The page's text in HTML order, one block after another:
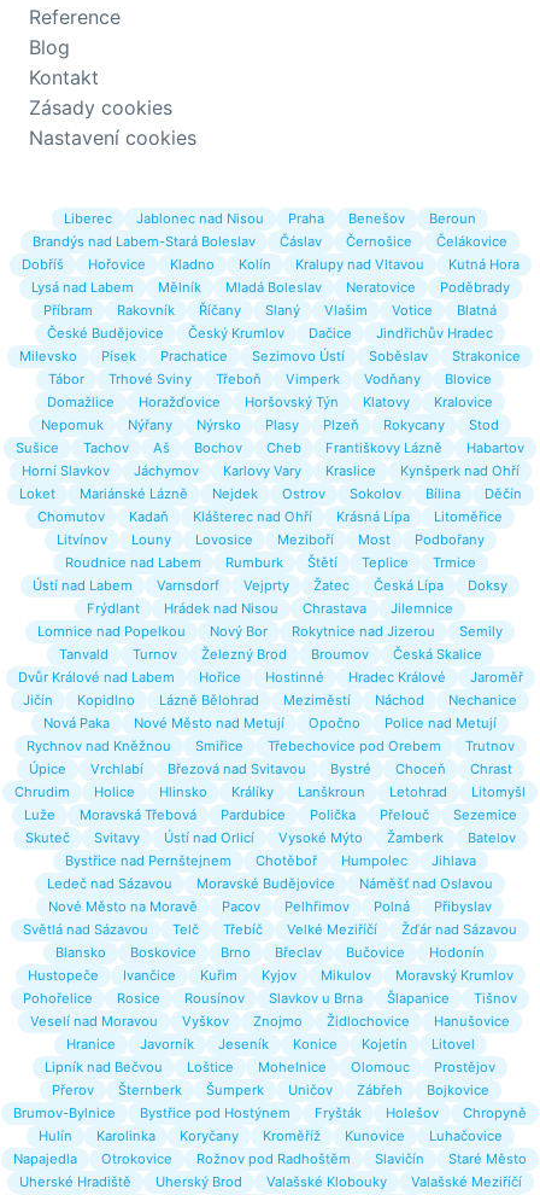
Reference
Blog
Kontakt
Zásady cookies
Nastavení cookies
Liberec Jablonec nad Nisou Praha Benešov
Beroun
Brandýs nad Labem-Stará Boleslav
Čáslav Černošice
Čelákovice
Dobříš
Hořovice Kladno Kolín Kralupy nad Vltavou
Kutná Hora
Lysá nad Labem
Mělník Mladá Boleslav Neratovice
Poděbrady
Příbram
Rakovník Říčany Slaný Vlašim Votice
Blatná
České Budějovice
Český Krumlov Dačice
Jindřichův Hradec
Milevsko
Písek Prachatice Sezimovo Ústí Soběslav
Strakonice
Tábor
Trhové Sviny Třeboň Vimperk Vodňany
Blovice
Domažlice
Horažďovice Horšovský Týn Klatovy
Kralovice
Nepomuk
Nýřany Nýrsko Plasy Plzeň Rokycany
Stod
Sušice
Tachov Aš Bochov Cheb Františkovy Lázně
Habartov
Horní Slavkov
Jáchymov Karlovy Vary Kraslice
Kynšperk nad Ohří
Loket
Mariánské Lázně Nejdek Ostrov Sokolov Bílina
Děčín
Chomutov
Kadaň Klášterec nad Ohří Krásná Lípa
Litoměřice
Litvínov
Louny Lovosice Meziboří Most
Podbořany
Roudnice nad Labem
Rumburk Štětí Teplice
Trmice
Ústí nad Labem
Varnsdorf Vejprty Žatec Česká Lípa
Doksy
Frýdlant
Hrádek nad Nisou Chrastava
Jilemnice
Lomnice nad Popelkou
Nový Bor Rokytnice nad Jizerou
Semily
Tanvald
Turnov Železný Brod Broumov
Česká Skalice
Dvůr Králové nad Labem
Hořice Hostinné Hradec Králové
Jaroměř
Jičín
Kopidlno Lázně Bělohrad Meziměstí Náchod
Nechanice
Nová Paka
Nové Město nad Metují Opočno
Police nad Metují
Rychnov nad Kněžnou
Smiřice Třebechovice pod Orebem
Trutnov
Úpice
Vrchlabí Březová nad Svitavou Bystré Choceň
Chrast
Chrudim
Holice Hlinsko Králíky Lanškroun Letohrad
Litomyšl
Luže
Moravská Třebová Pardubice Polička Přelouč
Sezemice
Skuteč
Svitavy Ústí nad Orlicí Vysoké Mýto Žamberk
Batelov
Bystřice nad Pernštejnem
Chotěboř Humpolec
Jihlava
Ledeč nad Sázavou
Moravské Budějovice
Náměšť nad Oslavou
Nové Město na Moravě
Pacov Pelhřimov Polná
Přibyslav
Světlá nad Sázavou
Telč Třebíč Velké Meziříčí
Žďár nad Sázavou
Blansko
Boskovice Brno Břeclav Bučovice
Hodonín
Hustopeče
Ivančice Kuřim Kyjov Mikulov
Moravský Krumlov
Pohořelice
Rosice Rousínov Slavkov u Brna Šlapanice
Tišnov
Veselí nad Moravou
Vyškov Znojmo Židlochovice
Hanušovice
Hranice
Javorník Jeseník Konice Kojetín
Litovel
Lipník nad Bečvou
Loštice Mohelnice Olomouc
Prostějov
Přerov
Šternberk Šumperk Uničov Zábřeh
Bojkovice
Brumov-Bylnice
Bystřice pod Hostýnem Fryšták Holešov
Chropyně
Hulín
Karolinka Koryčany Kroměříž Kunovice
Luhačovice
Napajedla
Otrokovice Rožnov pod Radhoštěm Slavičín
Staré Město
Uherské Hradiště
Uherský Brod Valašské Klobouky Valašské Meziříčí